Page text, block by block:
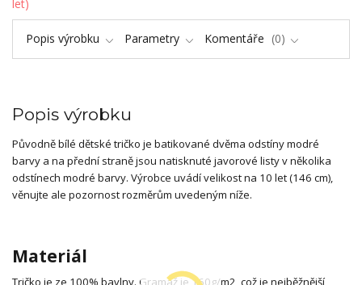
Popis výrobku Parametry Komentáře 0
Popis výrobku
Původně bílé dětské tričko je batikované dvěma odstíny modré
barvy a na přední straně jsou natisknuté javorové listy v několika
odstínech modré barvy. Výrobce uvádí velikost na 10 let (146 cm),
věnujte ale pozornost rozměrům uvedeným níže.
Materiál
Tričko je ze 100% bavlny. Gramáž je 160g/m2, což je nejběžnější